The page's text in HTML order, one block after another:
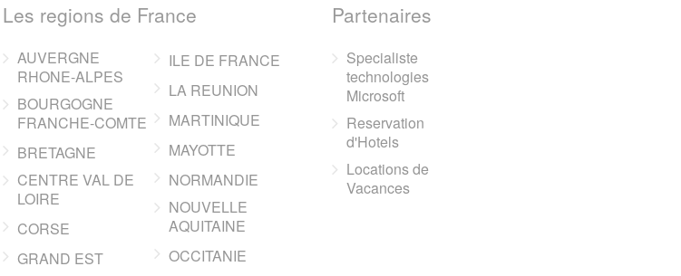
Les regions de France
AUVERGNE
RHONE-ALPES
BOURGOGNE
FRANCHE-COMTE
BRETAGNE
CENTRE VAL DE
LOIRE
CORSE
GRAND EST
ILE DE FRANCE
LA REUNION
MARTINIQUE
MAYOTTE
NORMANDIE
NOUVELLE
AQUITAINE
OCCITANIE
Partenaires
Specialiste
technologies
Microsoft
Reservation
d'Hotels
Locations de
Vacances